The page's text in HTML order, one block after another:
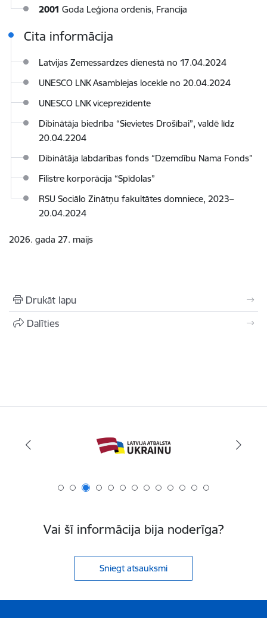
2001 Goda Leģiona ordenis, Francija
Cita informācija
Latvijas Zemessardzes dienestā no 17.04.2024
UNESCO LNK Asamblejas locekle no 20.04.2024
UNESCO LNK viceprezidente
Dibinātāja biedrība “Sievietes Drošībai”, valdē līdz
20.04.2204
Dibinātāja labdarības fonds “Dzemdību Nama Fonds”
Filistre korporācija “Spīdolas”
RSU Sociālo Zinātņu fakultātes domniece, 2023–
20.04.2024
2026. gada 27. maijs
Drukāt lapu
Dalīties
Vai šī informācija bija noderīga?
Sniegt atsauksmi